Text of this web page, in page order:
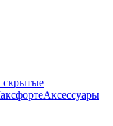
скрытые
Аксессуары